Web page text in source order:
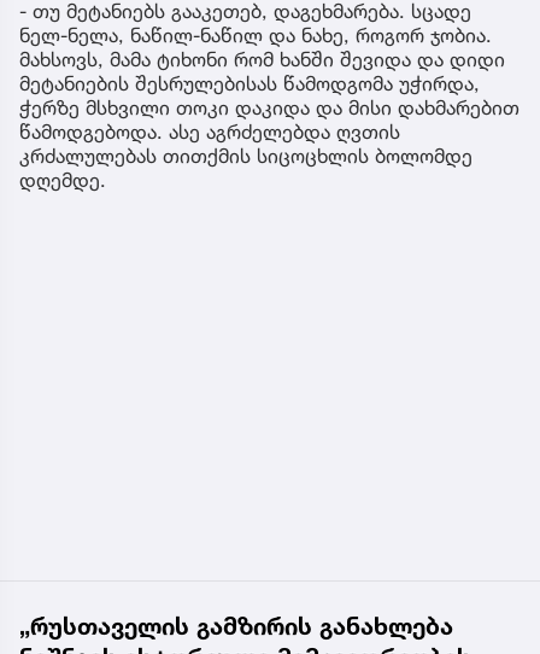
- თუ მეტანიებს გააკეთებ, დაგეხმარება. სცადე
ნელ-ნელა, ნაწილ-ნაწილ და ნახე, როგორ ჯობია.
მახსოვს, მამა ტიხონი რომ ხანში შევიდა და დიდი
მეტანიების შესრულებისას წამოდგომა უჭირდა,
ჭერზე მსხვილი თოკი დაკიდა და მისი დახმარებით
წამოდგებოდა. ასე აგრძელებდა ღვთის
კრძალულებას თითქმის სიცოცხლის ბოლომდე
დღემდე.
„რუსთაველის გამზირის განახლება